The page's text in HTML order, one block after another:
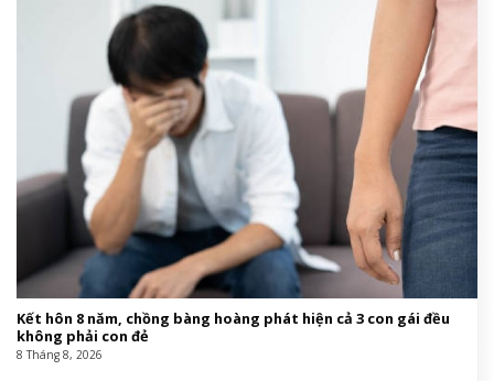
Kết hôn 8 năm, chồng bàng hoàng phát hiện cả 3 con gái đều
không phải con đẻ
8 Tháng 8, 2026